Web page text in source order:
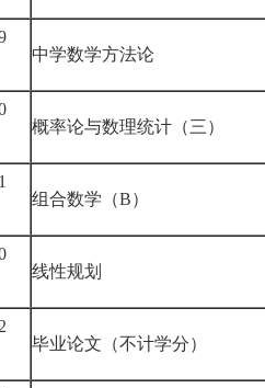
中学数学方法论
概率论与数理统计（三）
组合数学（B）
线性规划
毕业论文（不计学分）